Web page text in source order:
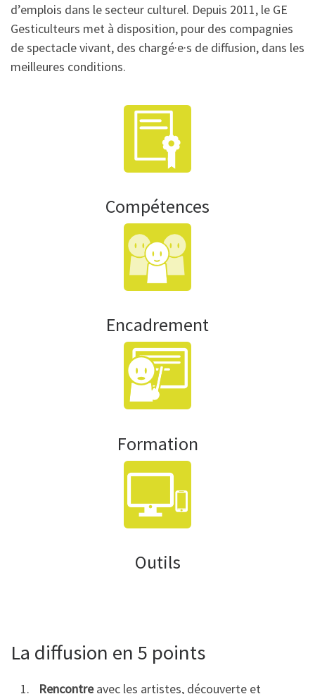
d’emplois dans le secteur culturel. Depuis 2011, le GE
Gesticulteurs met à disposition, pour des compagnies
de spectacle vivant, des chargé·e·s de diffusion, dans les
meilleures conditions.
Compétences
Encadrement
Formation
Outils
La diffusion en 5 points
Rencontreavec les artistes, découverte et